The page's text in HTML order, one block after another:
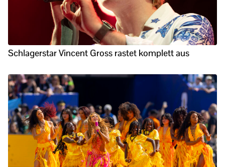
Schlagerstar Vincent Gross rastet komplett aus